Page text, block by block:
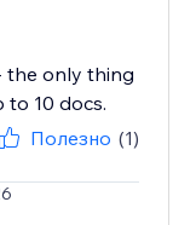
the only thing
10 docs.
Полезно (1)